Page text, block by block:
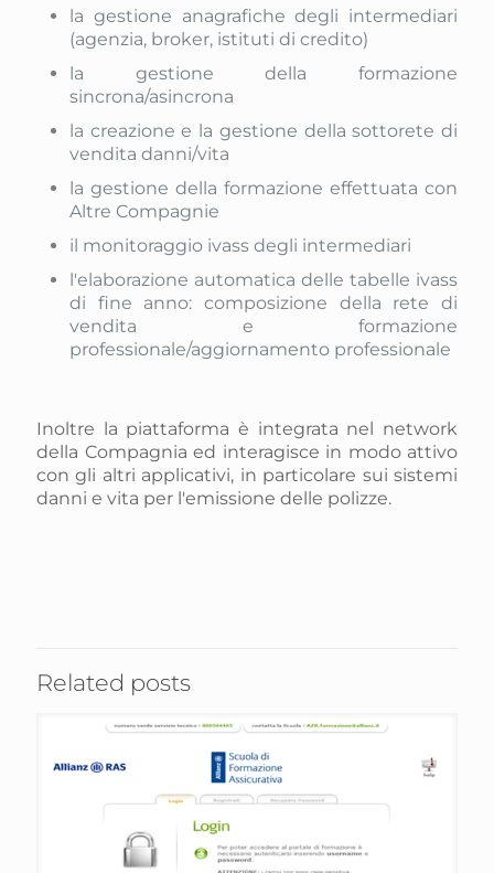
la gestione anagrafiche degli intermediari
(agenzia, broker, istituti di credito)
la gestione della formazione
sincrona/asincrona
la creazione e la gestione della sottorete di
vendita danni/vita
la gestione della formazione effettuata con
Altre Compagnie
il monitoraggio ivass degli intermediari
l'elaborazione automatica delle tabelle ivass
di fine anno: composizione della rete di
vendita e formazione
professionale/aggiornamento professionale
Inoltre la piattaforma è integrata nel network
della Compagnia ed interagisce in modo attivo
con gli altri applicativi, in particolare sui sistemi
danni e vita per l'emissione delle polizze.
Related posts